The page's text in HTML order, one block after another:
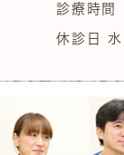
診療時間
休診日